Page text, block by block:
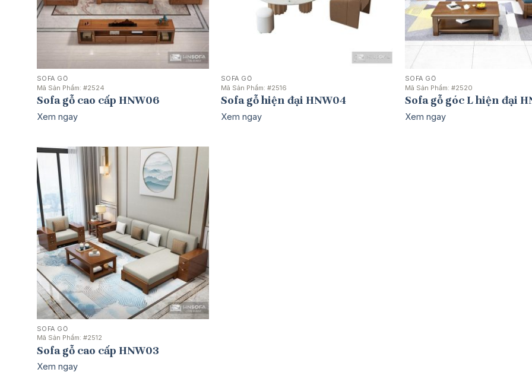
SOFA GỖ
Mã Sản Phẩm: #2524
Sofa gỗ cao cấp HNW06
Xem ngay
SOFA GỖ
Mã Sản Phẩm: #2516
Sofa gỗ hiện đại HNW04
Xem ngay
SOFA GỖ
Mã Sản Phẩm: #2520
Sofa gỗ góc L hiện đại
Xem ngay
SOFA GỖ
Mã Sản Phẩm: #2512
Sofa gỗ cao cấp HNW03
Xem ngay